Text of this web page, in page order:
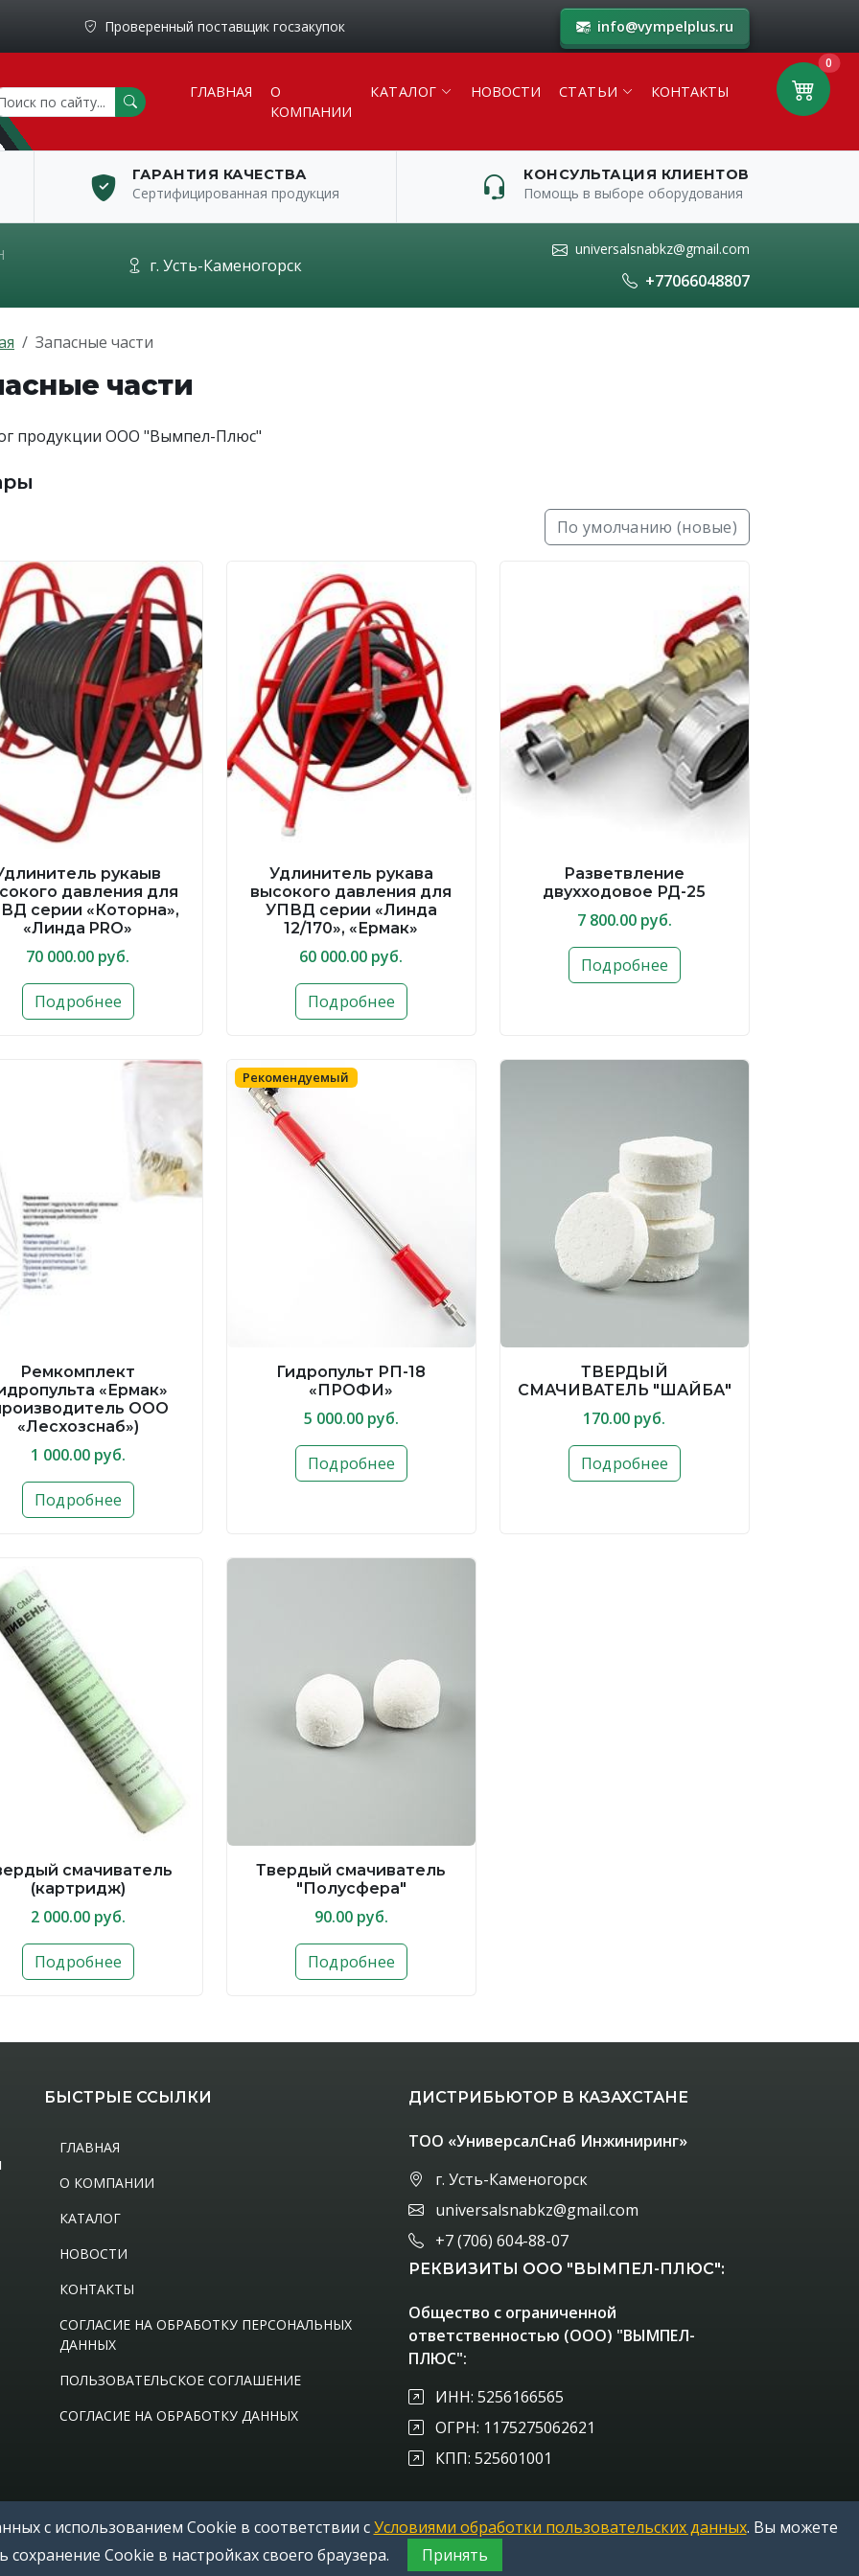
Проверенный поставщик госзакупок info@vympelplus.ru
ГЛАВНАЯ
О
КОМПАНИИ
КАТАЛОГ НОВОСТИ СТАТЬИ КОНТАКТЫ
ГАРАНТИЯ КАЧЕСТВА
Сертифицированная продукция
КОНСУЛЬТАЦИЯ КЛИЕНТОВ
Помощь в выборе оборудования
г. Усть-Каменогорск
universalsnabkz@gmail.com
+77066048807
Запасные части
части
продукции ООО "Вымпел-Плюс"
По умолчанию (новые)
рукаыв
давления для
серии «Которна»,
«Линда PRO»
70 000.00 руб.
Подробнее
Удлинитель рукава
высокого давления для
УПВД серии «Линда
12/170», «Ермак»
60 000.00 руб.
Подробнее
Разветвление
двухходовое РД-25
7 800.00 руб.
Подробнее
Ремкомплект
«Ермак»
ООО
«Лесхозснаб»)
1 000.00 руб.
Подробнее
Рекомендуемый
Гидропульт РП-18
«ПРОФИ»
5 000.00 руб.
Подробнее
ТВЕРДЫЙ
СМАЧИВАТЕЛЬ "ШАЙБА"
170.00 руб.
Подробнее
смачиватель
(картридж)
2 000.00 руб.
Подробнее
Твердый смачиватель
"Полусфера"
90.00 руб.
Подробнее
БЫСТРЫЕ ССЫЛКИ
ГЛАВНАЯ
О КОМПАНИИ
КАТАЛОГ
НОВОСТИ
КОНТАКТЫ
СОГЛАСИЕ НА ОБРАБОТКУ ПЕРСОНАЛЬНЫХ
ДАННЫХ
ПОЛЬЗОВАТЕЛЬСКОЕ СОГЛАШЕНИЕ
СОГЛАСИЕ НА ОБРАБОТКУ ДАННЫХ
ДИСТРИБЬЮТОР В КАЗАХСТАНЕ
ТОО «УниверсалСнаб Инжиниринг»
г. Усть-Каменогорск
universalsnabkz@gmail.com
+7 (706) 604-88-07
РЕКВИЗИТЫ ООО "ВЫМПЕЛ-ПЛЮС":
Общество с ограниченной
ответственностью (ООО) "ВЫМПЕЛ-
ПЛЮС":
ИНН: 5256166565
ОГРН: 1175275062621
КПП: 525601001
Проверенный поставщик госзакупок
0
с использованием Cookie в соответствии сУсловиями обработки пользовательских данных. Вы можете
сохранение Cookie в настройках своего браузера.
Принять